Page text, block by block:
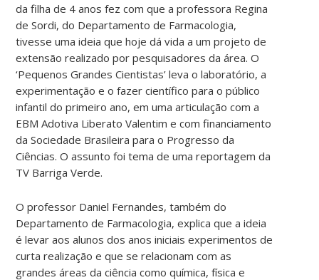
da filha de 4 anos fez com que a professora Regina
de Sordi, do Departamento de Farmacologia,
tivesse uma ideia que hoje dá vida a um projeto de
extensão realizado por pesquisadores da área. O
‘Pequenos Grandes Cientistas’ leva o laboratório, a
experimentação e o fazer científico para o público
infantil do primeiro ano, em uma articulação com a
EBM Adotiva Liberato Valentim e com financiamento
da Sociedade Brasileira para o Progresso da
Ciências. O assunto foi tema de uma reportagem da
TV Barriga Verde.
O professor Daniel Fernandes, também do
Departamento de Farmacologia, explica que a ideia
é levar aos alunos dos anos iniciais experimentos de
curta realização e que se relacionam com as
grandes áreas da ciência como química, física e